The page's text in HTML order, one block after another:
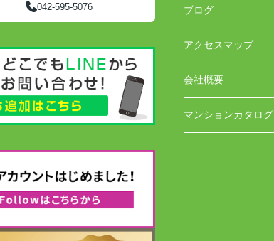
042-595-5076 ブログ
アクセスマップ
会社概要
マンションカタログ